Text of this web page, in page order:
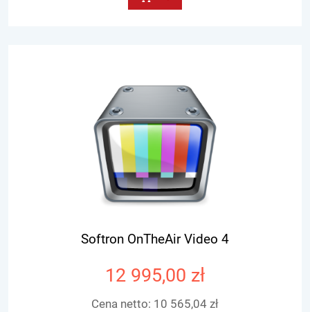
Softron OnTheAir Video 4
12 995,00 zł
Cena netto: 10 565,04 zł